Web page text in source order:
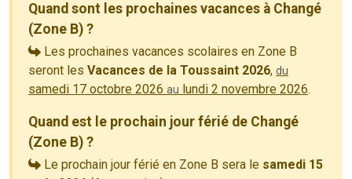
Quand sont les prochaines vacances à Changé
(Zone B) ?
Les prochaines vacances scolaires en Zone B
seront les Vacances de la Toussaint 2026, du
samedi 17 octobre 2026 au lundi 2 novembre 2026.
Quand est le prochain jour férié de Changé
(Zone B) ?
Le prochain jour férié en Zone B sera le samedi 15